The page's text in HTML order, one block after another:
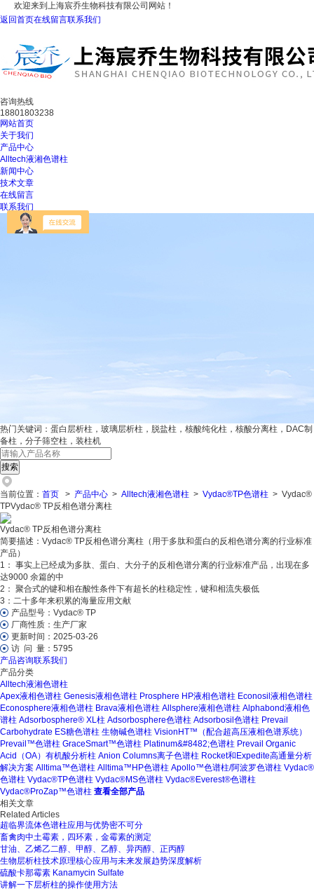
欢迎来到上海宸乔生物科技有限公司网站！
返回首页在线留言联系我们
咨询热线
18801803238
网站首页
关于我们
产品中心
Alltech液湘色谱柱
新闻中心
技术文章
在线留言
联系我们
热门关键词： 蛋白层析柱，玻璃层析柱，脱盐柱，核酸纯化柱，核酸分离柱，DAC制
备柱，分子筛空柱，装柱机
当前位置： 首页 > 产品中心 > Alltech液湘色谱柱 > Vydac®TP色谱柱 > Vydac®
TPVydac® TP反相色谱分离柱
Vydac® TP反相色谱分离柱
简要描述： Vydac® TP反相色谱分离柱（用于多肽和蛋白的反相色谱分离的行业标准
产品）
1： 事实上已经成为多肽、蛋白、大分子的反相色谱分离的行业标准产品，出现在多
达9000 余篇的中
2： 聚合式的键和相在酸性条件下有超长的柱稳定性，键和相流失极低
3：二十多年来积累的海量应用文献
产品型号： Vydac® TP
厂商性质： 生产厂家
更新时间： 2025-03-26
访 问 量： 5795
产品咨询联系我们
产品分类
Alltech液湘色谱柱
Apex液相色谱柱 Genesis液相色谱柱 Prosphere HP液相色谱柱 Econosil液相色谱柱
Econosphere液相色谱柱 Brava液相色谱柱 Allsphere液相色谱柱 Alphabond液相色
谱柱 Adsorbosphere® XL柱 Adsorbosphere色谱柱 Adsorbosil色谱柱 Prevail
Carbohydrate ES糖色谱柱 生物碱色谱柱 VisionHT™（配合超高压液相色谱系统）
Prevail™色谱柱 GraceSmart™色谱柱 Platinum&#8482;色谱柱 Prevail Organic
Acid（OA）有机酸分析柱 Anion Columns离子色谱柱 Rocket和Expedite高通量分析
解决方案 Alltima™色谱柱 Alltima™HP色谱柱 Apollo™色谱柱/阿波罗色谱柱 Vydac®
色谱柱 Vydac®TP色谱柱 Vydac®MS色谱柱 Vydac®Everest®色谱柱
Vydac®ProZap™色谱柱 查看全部产品
相关文章
Related Articles
超临界流体色谱柱应用与优势密不可分
畜禽肉中土霉素，四环素，金霉素的测定
甘油、乙烯乙二醇、甲醇、乙醇、异丙醇、正丙醇
生物层析柱技术原理核心应用与未来发展趋势深度解析
硫酸卡那霉素 Kanamycin Sulfate
讲解一下层析柱的操作使用方法